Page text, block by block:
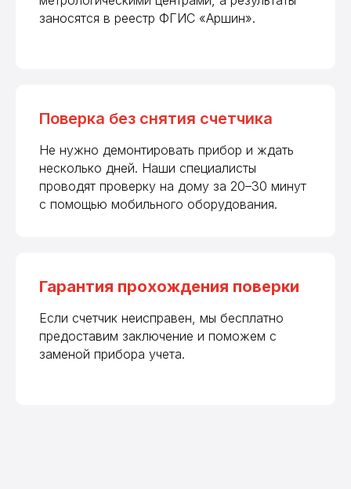
заносятся в реестр ФГИС «Аршин».
Поверка без снятия счетчика
Не нужно демонтировать прибор и ждать
несколько дней. Наши специалисты
проводят проверку на дому за 20–30 минут
с помощью мобильного оборудования.
Гарантия прохождения поверки
Если счетчик неисправен, мы бесплатно
предоставим заключение и поможем с
заменой прибора учета.